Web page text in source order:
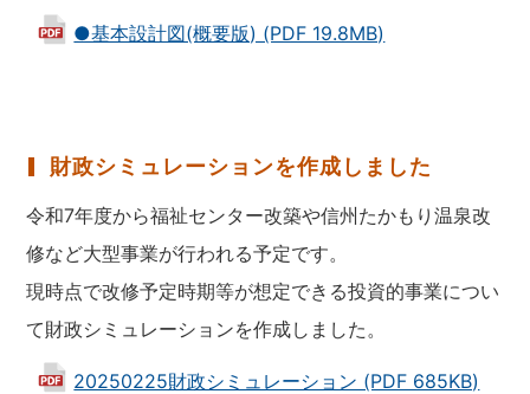
●基本設計図(概要版) (PDF 19.8MB)
財政シミュレーションを作成しました
令和7年度から福祉センター改築や信州たかもり温泉改
修など大型事業が行われる予定です。
現時点で改修予定時期等が想定できる投資的事業につい
て財政シミュレーションを作成しました。
20250225財政シミュレーション (PDF 685KB)